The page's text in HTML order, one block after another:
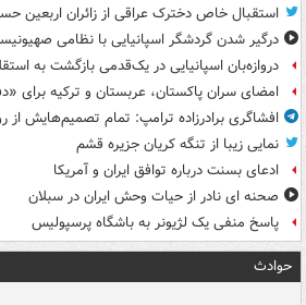
استقبال خاص دخترک عراقی از زائران اربعین
درگیر شدن گردشگر اسپانیایی با نظامی
دروازه‌بان اسپانیایی در یک‌قدمی بازگشت به
امضای سران پاکستان، عربستان و ترکیه برای
افشاگری برادرزاده ترامپ: تمام تصمیم‌هایش
نمایی زیبا از تنگه کریان جزیره قشم
ادعای بسنت درباره توافق ایران و آمریکا
صحنه ای نادر از حیات وحش ایران در سبلان
پاسخ منفی یک لژیونر به باشگاه پرسپولیس
حوادث